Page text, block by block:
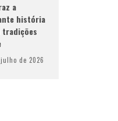
a
história
tradições
de 2026